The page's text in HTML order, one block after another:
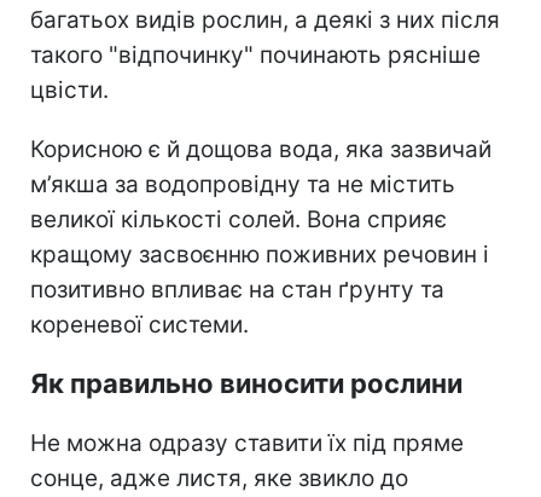
багатьох видів рослин, а деякі з них після
такого "відпочинку" починають рясніше
цвісти.
Корисною є й дощова вода, яка зазвичай
м’якша за водопровідну та не містить
великої кількості солей. Вона сприяє
кращому засвоєнню поживних речовин і
позитивно впливає на стан ґрунту та
кореневої системи.
Як правильно виносити рослини
Не можна одразу ставити їх під пряме
сонце, адже листя, яке звикло до